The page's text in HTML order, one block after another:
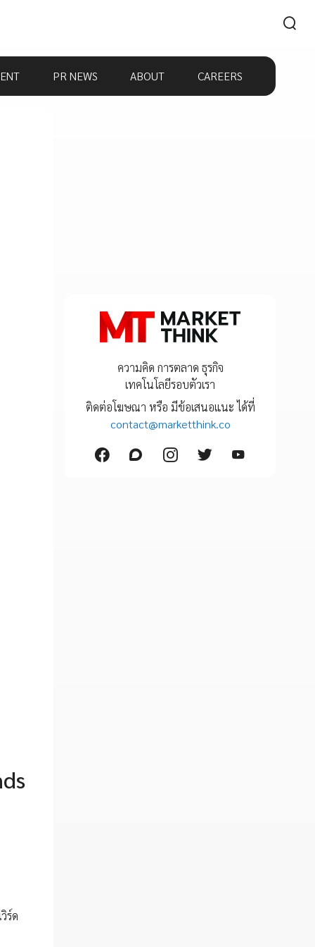
PR NEWS ABOUT CAREERS
ร์ด
ความคิด การตลาด ธุรกิจ
เทคโนโลยีรอบตัวเรา
ติดต่อโฆษณา หรือ มีข้อเสนอแนะ ได้ที่
contact@marketthink.co